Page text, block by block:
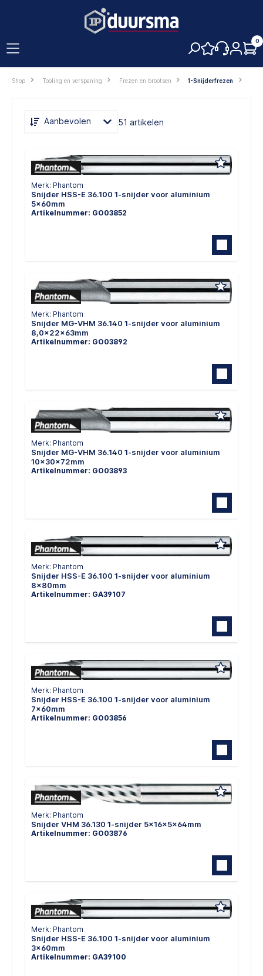
0
Shop Tooling en verspaning Frezen en brootsen 1-Snijderfrezen
Aanbevolen 51 artikelen
Merk: Phantom
Snijder HSS-E 36.100 1-snijder voor aluminium
5x60mm
Artikelnummer: GO03852
Merk: Phantom
Snijder MG-VHM 36.140 1-snijder voor aluminium
8,0x22x63mm
Artikelnummer: GO03892
Merk: Phantom
Snijder MG-VHM 36.140 1-snijder voor aluminium
10x30x72mm
Artikelnummer: GO03893
Merk: Phantom
Snijder HSS-E 36.100 1-snijder voor aluminium
8x80mm
Artikelnummer: GA39107
Merk: Phantom
Snijder HSS-E 36.100 1-snijder voor aluminium
7x60mm
Artikelnummer: GO03856
Merk: Phantom
Snijder VHM 36.130 1-snijder 5x16x5x64mm
Artikelnummer: GO03876
Merk: Phantom
Snijder HSS-E 36.100 1-snijder voor aluminium
3x60mm
Artikelnummer: GA39100